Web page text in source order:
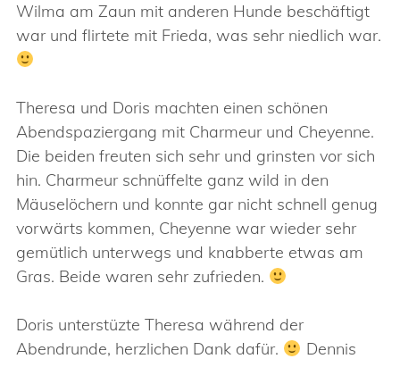
Wilma am Zaun mit anderen Hunde beschäftigt
war und flirtete mit Frieda, was sehr niedlich war.
Theresa und Doris machten einen schönen
Abendspaziergang mit Charmeur und Cheyenne.
Die beiden freuten sich sehr und grinsten vor sich
hin. Charmeur schnüffelte ganz wild in den
Mäuselöchern und konnte gar nicht schnell genug
vorwärts kommen, Cheyenne war wieder sehr
gemütlich unterwegs und knabberte etwas am
Gras. Beide waren sehr zufrieden.
Doris unterstüzte Theresa während der
Abendrunde, herzlichen Dank dafür.
Dennis